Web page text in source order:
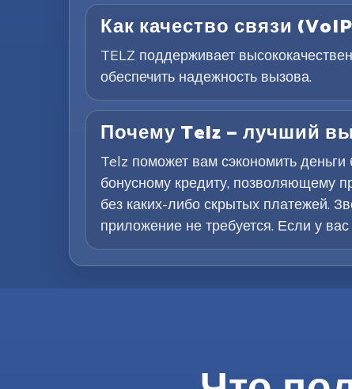
Как качество связи
TELZ поддерживает
обеспечить надежность вызова.
Почему Telz — лучший
Telz поможет вам сэкономить
бонусному кредиту, позволяющему
без каких-либо скрытых платежей.
приложение не требуется. Если у